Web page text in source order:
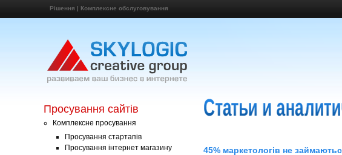
Рішення | Комплексне обслуговування
Просування сайтів
Комплексне просування
Просування стартапів
Просування інтернет магазину
45% маркетологів не